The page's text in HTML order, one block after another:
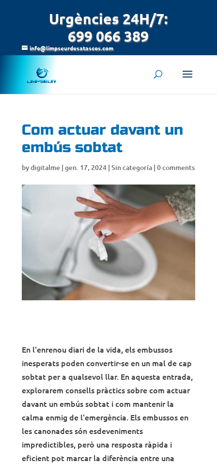
Urgències 24H/7:
699 066 389
info@limpseurdesatascos.com
Com actuar davant un
embús sobtat
bydigitalme| gen. 17, 2024| Sin categoría| 0 comments
En l'enrenou diari de la vida, els embussos
inesperats poden convertir-se en un mal de cap
sobtat per a qualsevol llar. En aquesta entrada,
explorarem consells pràctics sobre com actuar
davant un embús sobtat i com mantenir la
calma enmig de l'emergència. Els embussos en
les canonades són esdeveniments
impredictibles, però una resposta ràpida i
eficient pot marcar la diferència entre una